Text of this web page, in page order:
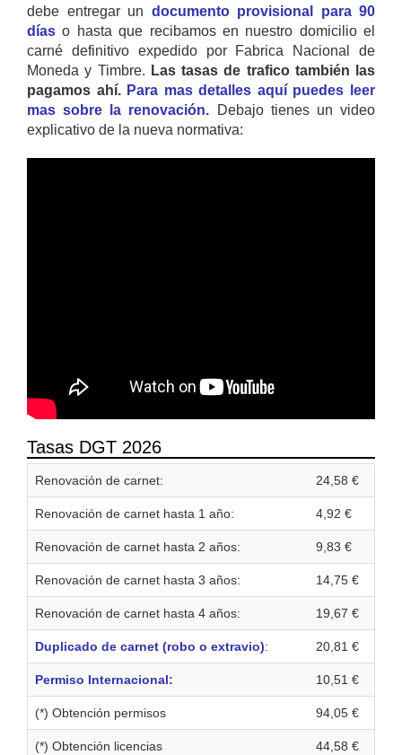
debe entregar un documento provisional para 90
días o hasta que recibamos en nuestro domicilio el
carné definitivo expedido por Fabrica Nacional de
Moneda y Timbre. Las tasas de trafico también las
pagamos ahí. Para mas detalles aquí puedes leer
mas sobre la renovación. Debajo tienes un video
explicativo de la nueva normativa:
Tasas DGT 2026
Renovación de carnet: 24,58 €
Renovación de carnet hasta 1 año: 4,92 €
Renovación de carnet hasta 2 años: 9,83 €
Renovación de carnet hasta 3 años: 14,75 €
Renovación de carnet hasta 4 años: 19,67 €
Duplicado de carnet (robo o extravio): 20,81 €
Permiso Internacional: 10,51 €
(*) Obtención permisos 94,05 €
(*) Obtención licencias 44,58 €